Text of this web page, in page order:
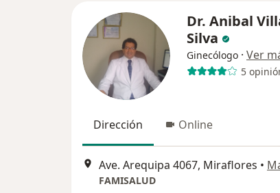
Dr. Anibal
Silva
Ginecólogo · Ver
5
Dirección Online
Ave. Arequipa 4067, Miraflores •
FAMISALUD